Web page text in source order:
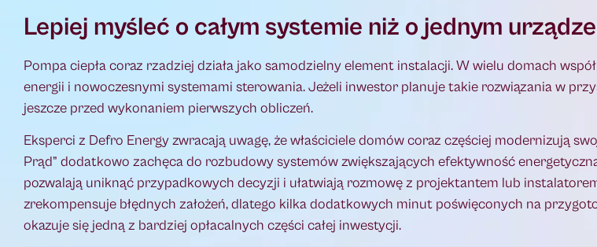
Lepiej myśleć o całym systemie niż o jednym
Pompa ciepła coraz rzadziej działa jako samodzielny element instalacji. W wielu domach
energii i nowoczesnymi systemami sterowania. Jeżeli inwestor planuje takie rozwiązania w
jeszcze przed wykonaniem pierwszych obliczeń.
Eksperci z Defro Energy zwracają uwagę, że właściciele domów coraz częściej modernizują
Prąd” dodatkowo zachęca do rozbudowy systemów zwiększających efektywność
pozwalają uniknąć przypadkowych decyzji i ułatwiają rozmowę z projektantem lub
zrekompensuje błędnych założeń, dlatego kilka dodatkowych minut poświęconych na
okazuje się jedną z bardziej opłacalnych części całej inwestycji.